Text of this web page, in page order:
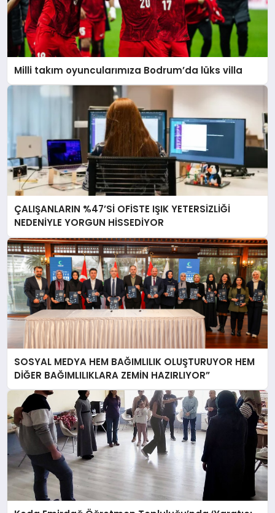
Milli takım oyuncularımıza Bodrum’da lüks villa
ÇALIŞANLARIN %47’Sİ OFİSTE IŞIK YETERSİZLİĞİ
NEDENİYLE YORGUN HİSSEDİYOR
SOSYAL MEDYA HEM BAĞIMLILIK OLUŞTURUYOR HEM
DİĞER BAĞIMLILIKLARA ZEMİN HAZIRLIYOR”